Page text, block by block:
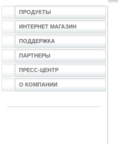
ПРОДУКТЫ
ИНТЕРНЕТ МАГАЗИН
ПОДДЕРЖКА
ПАРТНЕРЫ
ПРЕСС-ЦЕНТР
О КОМПАНИИ